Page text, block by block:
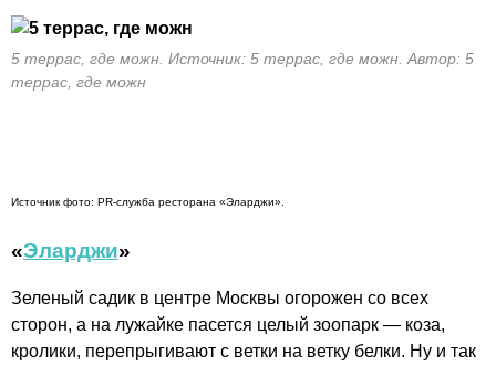
5 террас, где можн. Источник: 5 террас, где можн. Автор: 5
террас, где можн
Источник фото: PR-служба ресторана «Эларджи».
«Эларджи»
Зеленый садик в центре Москвы огорожен со всех
сторон, а на лужайке пасется целый зоопарк — коза,
кролики, перепрыгивают с ветки на ветку белки. Ну и так